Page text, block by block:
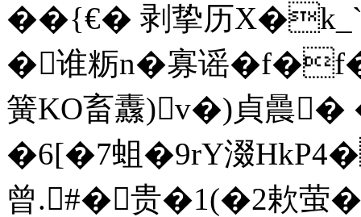
��{€� 剥挚历
�谁粝n�寡谣
簧KO畜纛)v�)貞曟
�6[�7蛆�9rY涰
曾.#�贵�1(�2欶萤